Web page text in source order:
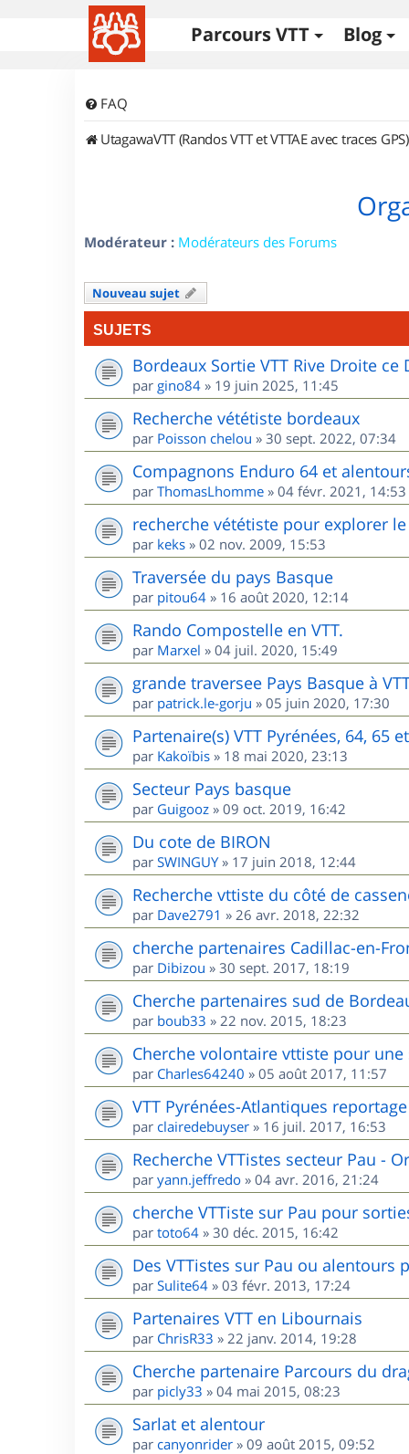
Parcours VTT Blog
FAQ
UtagawaVTT (Randos VTT et VTTAE avec traces GPS)
Modérateur : Modérateurs des Forums
Nouveau sujet
SUJETS
Bordeaux Sortie VTT Rive Droite ce
par gino84 » 19 juin 2025, 11:45
Recherche vététiste bordeaux
par Poisson chelou » 30 sept. 2022, 07:34
Compagnons Enduro 64 et
par ThomasLhomme » 04 févr. 2021, 14:53
recherche vététiste pour explorer
par keks » 02 nov. 2009, 15:53
Traversée du pays Basque
par pitou64 » 16 août 2020, 12:14
Rando Compostelle en VTT.
par Marxel » 04 juil. 2020, 15:49
grande traversee Pays Basque à
par patrick.le-gorju » 05 juin 2020, 17:30
Partenaire(s) VTT Pyrénées, 64, 65
par Kakoïbis » 18 mai 2020, 23:13
Secteur Pays basque
par Guigooz » 09 oct. 2019, 16:42
Du cote de BIRON
par SWINGUY» 17 juin 2018, 12:44
Recherche vttiste du côté de
par Dave2791 » 26 avr. 2018, 22:32
cherche partenaires Cadillac-en-
par Dibizou » 30 sept. 2017, 18:19
Cherche partenaires sud de
par boub33 » 22 nov. 2015, 18:23
Cherche volontaire vttiste pour
par Charles64240 » 05 août 2017, 11:57
VTT Pyrénées-Atlantiques
par clairedebuyser » 16 juil. 2017, 16:53
Recherche VTTistes secteur Pau -
par yann.jeffredo » 04 avr. 2016, 21:24
cherche VTTiste sur Pau pour
par toto64 » 30 déc. 2015, 16:42
Des VTTistes sur Pau ou alentours
par Sulite64 » 03 févr. 2013, 17:24
Partenaires VTT en Libournais
par ChrisR33 » 22 janv. 2014, 19:28
Cherche partenaire Parcours du
par picly33 » 04 mai 2015, 08:23
Sarlat et alentour
par canyonrider » 09 août 2015, 09:52